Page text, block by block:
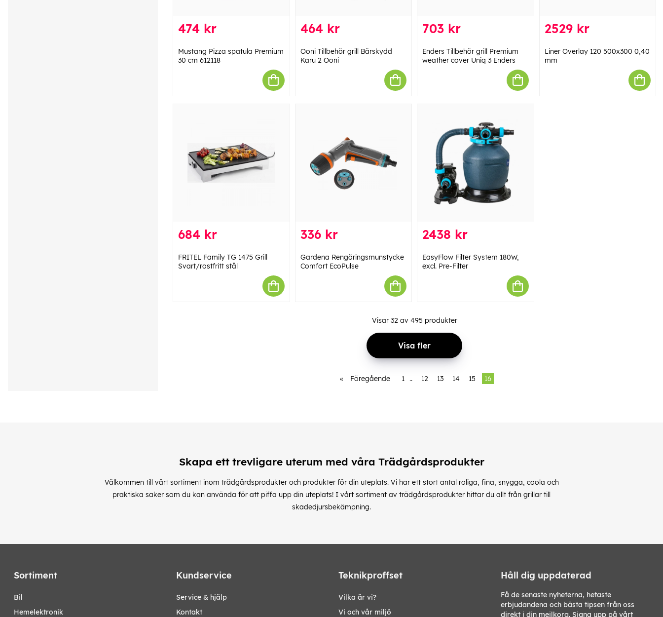
474 kr
Mustang Pizza spatula Premium
30 cm 612118
464 kr
Ooni Tillbehör grill Bärskydd
Karu 2 Ooni
703 kr
Enders Tillbehör grill Premium
weather cover Uniq 3 Enders
2529 kr
Liner Overlay 120 500x300 0,40
mm
684 kr
FRITEL Family TG 1475 Grill
Svart/rostfritt stål
336 kr
Gardena Rengöringsmunstycke
Comfort EcoPulse
2438 kr
EasyFlow Filter System 180W,
excl. Pre-Filter
Visar 32av 495 produkter
Visa fler
« Föregående 1 .. 12 13 14 15 16
Skapa ett trevligare uterum med våra Trädgårdsprodukter
Välkommen till vårt sortiment inom trädgårdsprodukter och produkter för din uteplats. Vi har ett stort antal roliga, fina, snygga, coola och
praktiska saker som du kan använda för att piffa upp din uteplats! I vårt sortiment av trädgårdsprodukter hittar du allt från grillar till
skadedjursbekämpning.
Sortiment
bil
hemelektronik
Kundservice
Service & hjälp
Kontakt
Teknikproffset
Vilka är vi?
Vi och vår miljö
Håll dig uppdaterad
Få de senaste nyheterna, hetaste
erbjudandena och bästa tipsen från oss
direkt i din mejlkorg. Signa upp på vårt